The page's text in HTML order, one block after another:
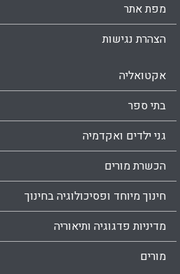
מפת אתר
הצהרת נגישות
אקטואליה
בתי ספר
גני ילדים ואקדמיה
הכשרת מורים
חינוך מיוחד ופסיכולוגיה בחינוך
מדיניות פדגוגיה ותיאוריה
מורים